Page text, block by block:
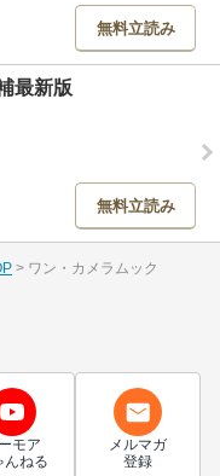
無料立読み
最新版
無料立読み
ワン・カメラムック
モア
んねる
メルマガ
登録